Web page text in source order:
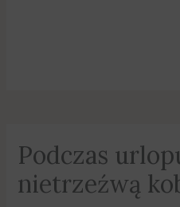
Podczas
nietrzeźwą